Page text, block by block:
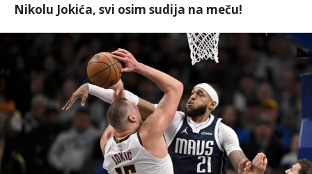
Nikolu Jokića, svi osim sudija na meču!